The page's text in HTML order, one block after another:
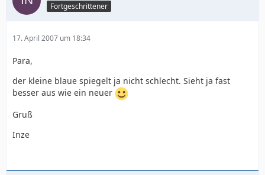
Fortgeschrittener
17. April 2007 um 18:34
Para,
der kleine blaue spiegelt ja nicht schlecht. Sieht ja fast
besser aus wie ein neuer
Gruß
Inze